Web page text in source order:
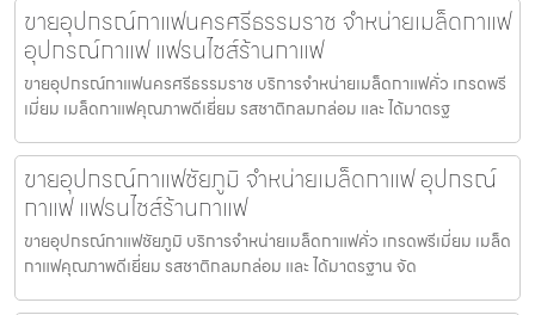
ขายอุปกรณ์กาแฟนครศรีธรรมราช จำหน่ายเมล็ดกาแฟ
อุปกรณ์กาแฟ แฟรนไชส์ร้านกาแฟ
ขายอุปกรณ์กาแฟนครศรีธรรมราช บริการจำหน่ายเมล็ดกาแฟคั่ว เกรดพรี
เมี่ยม เมล็ดกาแฟคุณภาพดีเยี่ยม รสชาติกลมกล่อม และ ได้มาตรฐ
ขายอุปกรณ์กาแฟชัยภูมิ จำหน่ายเมล็ดกาแฟ อุปกรณ์
กาแฟ แฟรนไชส์ร้านกาแฟ
ขายอุปกรณ์กาแฟชัยภูมิ บริการจำหน่ายเมล็ดกาแฟคั่ว เกรดพรีเมี่ยม เมล็ด
กาแฟคุณภาพดีเยี่ยม รสชาติกลมกล่อม และ ได้มาตรฐาน จัด